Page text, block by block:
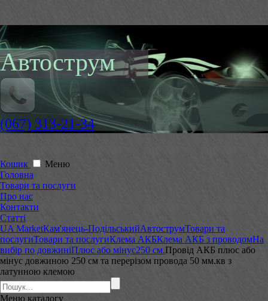
Автострум
(067) 313-21-34
Кошик
Меню
Головна
Товари та послуги
Про нас
Контакти
Статті
UA MarketКам'янець-ПодільськийАвтострумТовари та
послугиТовари та послугиКлема АКБКлема АКБ з проводомНа
вибір по довжиніПлюс або мінус250 см.Провід АКБ плюс або
мінус довжиною 250 см та перерізом провода 50 мм.кв з
латунною клемою
Меню каталогу